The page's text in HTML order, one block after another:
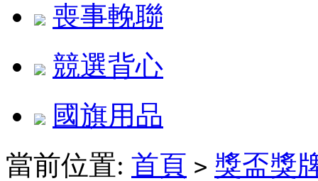
喪事輓聯
競選背心
國旗用品
當前位置: 首頁 > 獎盃獎